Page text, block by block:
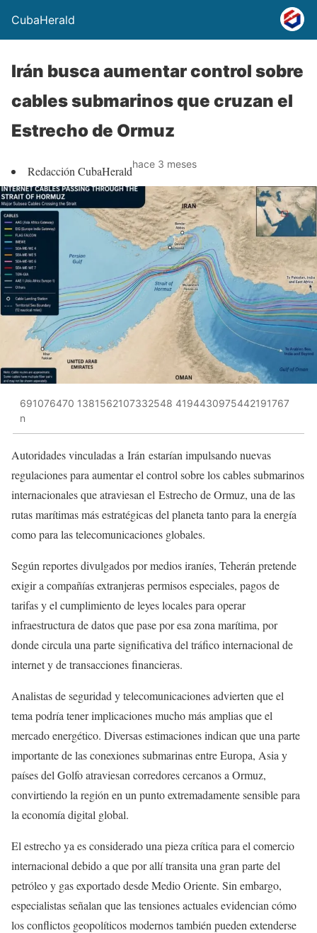
CubaHerald
Irán busca aumentar control sobre
cables submarinos que cruzan el
Estrecho de Ormuz
Redacción CubaHeraldhace 3 meses
691076470 1381562107332548 4194430975442191767
n
Autoridades vinculadas a Irán estarían impulsando nuevas
regulaciones para aumentar el control sobre los cables submarinos
internacionales que atraviesan el Estrecho de Ormuz, una de las
rutas marítimas más estratégicas del planeta tanto para la energía
como para las telecomunicaciones globales.
Según reportes divulgados por medios iraníes, Teherán pretende
exigir a compañías extranjeras permisos especiales, pagos de
tarifas y el cumplimiento de leyes locales para operar
infraestructura de datos que pase por esa zona marítima, por
donde circula una parte significativa del tráfico internacional de
internet y de transacciones financieras.
Analistas de seguridad y telecomunicaciones advierten que el
tema podría tener implicaciones mucho más amplias que el
mercado energético. Diversas estimaciones indican que una parte
importante de las conexiones submarinas entre Europa, Asia y
países del Golfo atraviesan corredores cercanos a Ormuz,
convirtiendo la región en un punto extremadamente sensible para
la economía digital global.
El estrecho ya es considerado una pieza crítica para el comercio
internacional debido a que por allí transita una gran parte del
petróleo y gas exportado desde Medio Oriente. Sin embargo,
especialistas señalan que las tensiones actuales evidencian cómo
los conflictos geopolíticos modernos también pueden extenderse